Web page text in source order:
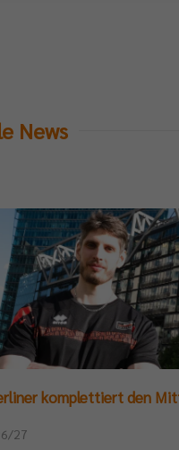
News
komplettiert den
27